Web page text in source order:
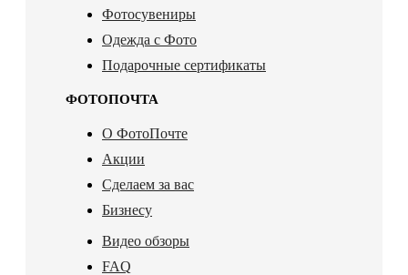
Фотосувениры
Одежда с Фото
Подарочные сертификаты
ФОТОПОЧТА
О ФотоПочте
Акции
Сделаем за вас
Бизнесу
Видео обзоры
FAQ